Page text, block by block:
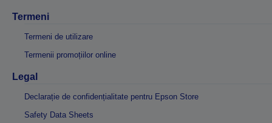
Termeni
Termeni de utilizare
Termenii promoțiilor online
Legal
Declarație de confidențialitate pentru Epson Store
Safety Data Sheets